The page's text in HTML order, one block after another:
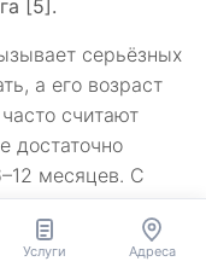
[5].
серьёзных
а его возраст
считают
достаточно
месяцев. С
сами, и
[5].
Услуги Адреса